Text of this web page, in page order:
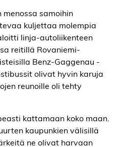
samoihin
kuljettaa molempia
linja-autoliikenteen
reitillä Rovaniemi-
Benz-Gaggenau -
olivat hyvin karuja
reunoille oli tehty
kattamaan koko maan.
kaupunkien välisillä
ne olivat harvaan